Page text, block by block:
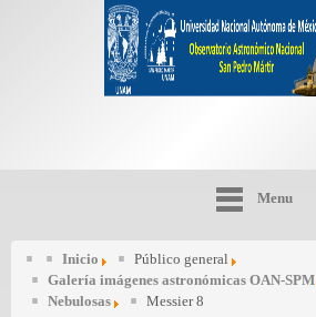
Menu
Inicio
Público general
Galería imágenes astronómicas OAN-SPM
Nebulosas
Messier 8